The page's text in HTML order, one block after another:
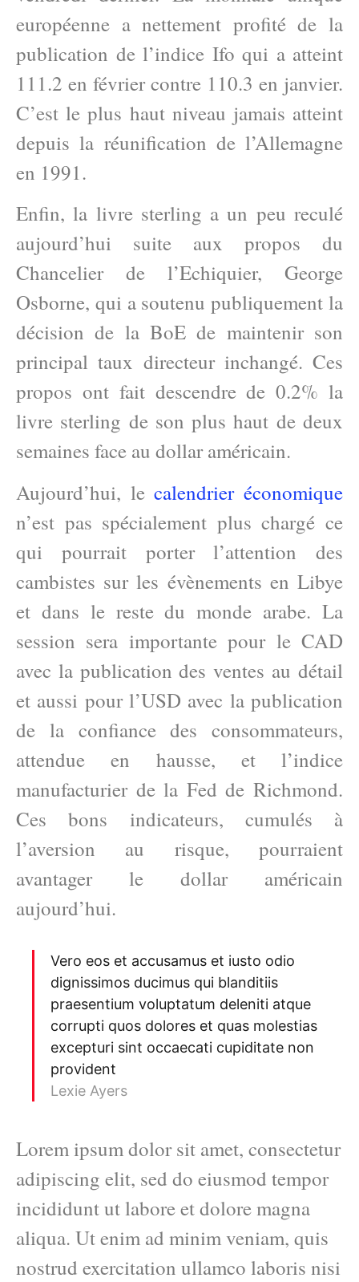
européenne a nettement profité de la
publication de l’indice Ifo qui a atteint
111.2 en février contre 110.3 en janvier.
C’est le plus haut niveau jamais atteint
depuis la réunification de l’Allemagne
en 1991.
Enfin, la livre sterling a un peu reculé
aujourd’hui suite aux propos du
Chancelier de l’Echiquier, George
Osborne, qui a soutenu publiquement la
décision de la BoE de maintenir son
principal taux directeur inchangé. Ces
propos ont fait descendre de 0.2% la
livre sterling de son plus haut de deux
semaines face au dollar américain.
Aujourd’hui, lecalendrier économique
n’est pas spécialement plus chargé ce
qui pourrait porter l’attention des
cambistes sur les évènements en Libye
et dans le reste du monde arabe. La
session sera importante pour le CAD
avec la publication des ventes au détail
et aussi pour l’USD avec la publication
de la confiance des consommateurs,
attendue en hausse, et l’indice
manufacturier de la Fed de Richmond.
Ces bons indicateurs, cumulés à
l’aversion au risque, pourraient
avantager le dollar américain
aujourd’hui.
Vero eos et accusamus et iusto odio
dignissimos ducimus qui blanditiis
praesentium voluptatum deleniti atque
corrupti quos dolores et quas molestias
excepturi sint occaecati cupiditate non
provident
Lexie Ayers
Lorem ipsum dolor sit amet, consectetur
adipiscing elit, sed do eiusmod tempor
incididunt ut labore et dolore magna
aliqua. Ut enim ad minim veniam, quis
nostrud exercitation ullamco laboris nisi